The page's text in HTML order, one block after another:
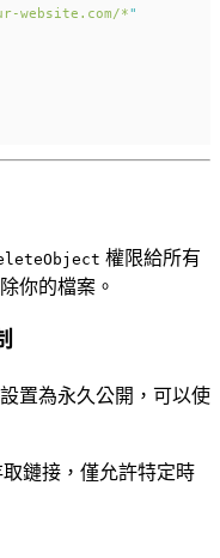
website.com/*"
權限給所有
你的檔案。
置為永久公開，可以使
鏈接，僅允許特定時